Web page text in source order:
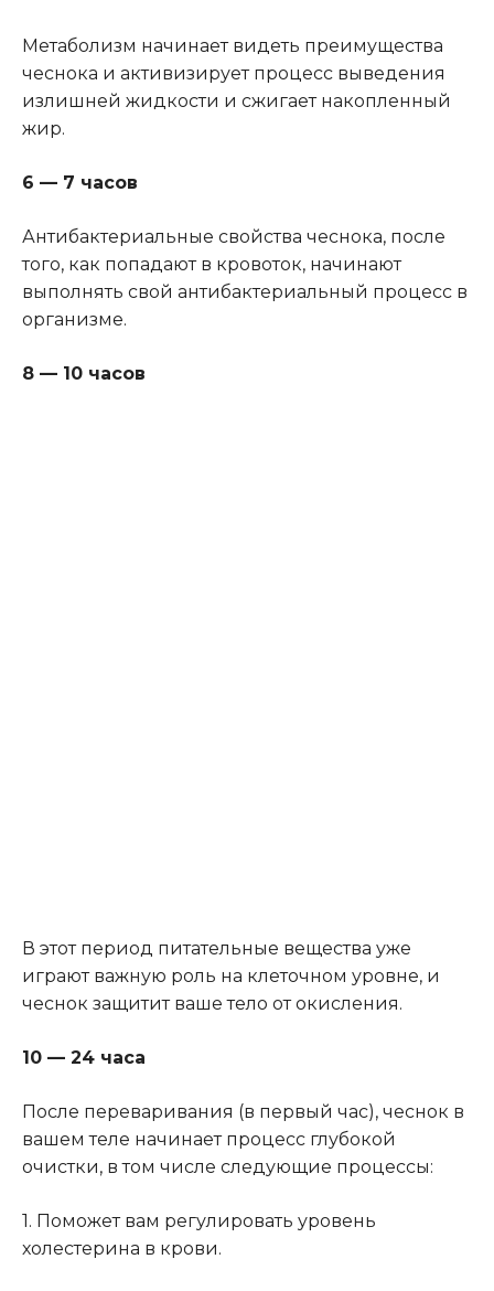
Метаболизм начинает видеть преимущества
чеснока и активизирует процесс выведения
излишней жидкости и сжигает накопленный
жир.
6 — 7 часов
Антибактериальные свойства чеснока, после
того, как попадают в кровоток, начинают
выполнять свой антибактериальный процесс в
организме.
8 — 10 часов
В этот период питательные вещества уже
играют важную роль на клеточном уровне, и
чеснок защитит ваше тело от окисления.
10 — 24 часа
После переваривания (в первый час), чеснок в
вашем теле начинает процесс глубокой
очистки, в том числе следующие процессы:
1. Поможет вам регулировать уровень
холестерина в крови.